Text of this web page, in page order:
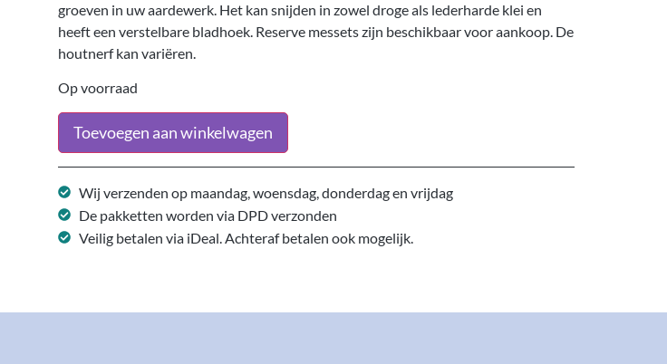
groeven in uw aardewerk. Het kan snijden in zowel droge als lederharde klei en
heeft een verstelbare bladhoek. Reserve messets zijn beschikbaar voor aankoop. De
houtnerf kan variëren.
Op voorraad
Toevoegen aan winkelwagen
Wij verzenden op maandag, woensdag, donderdag en vrijdag
De pakketten worden via DPD verzonden
Veilig betalen via iDeal. Achteraf betalen ook mogelijk.